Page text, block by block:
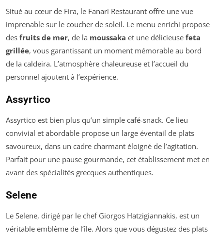
Situé au cœur de Fira, le Fanari Restaurant offre une vue
imprenable sur le coucher de soleil. Le menu enrichi propose
des fruits de mer, de la moussaka et une délicieuse feta
grillée, vous garantissant un moment mémorable au bord
de la caldeira. L’atmosphère chaleureuse et l’accueil du
personnel ajoutent à l’expérience.
Assyrtico
Assyrtico est bien plus qu’un simple café-snack. Ce lieu
convivial et abordable propose un large éventail de plats
savoureux, dans un cadre charmant éloigné de l’agitation.
Parfait pour une pause gourmande, cet établissement met en
avant des spécialités grecques authentiques.
Selene
Le Selene, dirigé par le chef Giorgos Hatzigiannakis, est un
véritable emblème de l’île. Alors que vous dégustez des plats